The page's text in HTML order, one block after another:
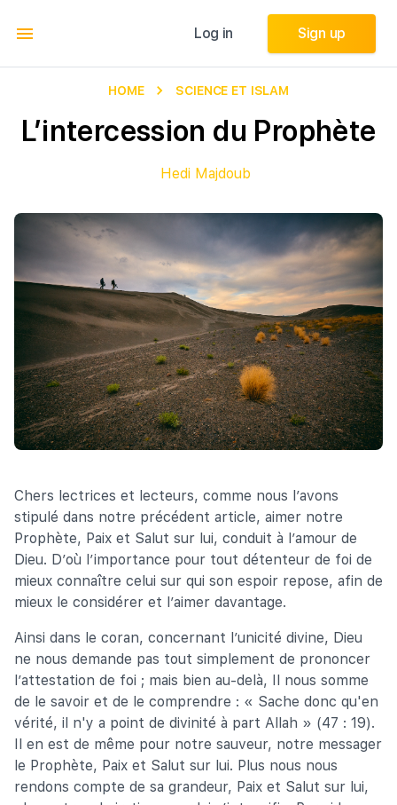
Log in Sign up
Log in Sign up
HOME SCIENCE ET ISLAM
L’intercession du Prophète
Hedi Majdoub
Chers lectrices et lecteurs, comme nous l’avons
stipulé dans notre précédent article, aimer notre
Prophète, Paix et Salut sur lui, conduit à l’amour de
Dieu. D’où l’importance pour tout détenteur de foi de
mieux connaître celui sur qui son espoir repose, afin de
mieux le considérer et l’aimer davantage.
Ainsi dans le coran, concernant l’unicité divine, Dieu
ne nous demande pas tout simplement de prononcer
l’attestation de foi ; mais bien au-delà, Il nous somme
de le savoir et de le comprendre : « Sache donc qu'en
vérité, il n'y a point de divinité à part Allah » (47 : 19).
Il en est de même pour notre sauveur, notre messager
le Prophète, Paix et Salut sur lui. Plus nous nous
rendons compte de sa grandeur, Paix et Salut sur lui,